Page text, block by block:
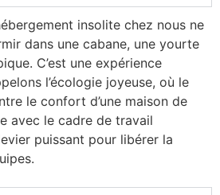
insolite chez nous ne
dans une cabane, une yourte
C’est une expérience
l’écologie joyeuse, où le
le confort d’une maison de
avec le cadre de travail
puissant pour libérer la